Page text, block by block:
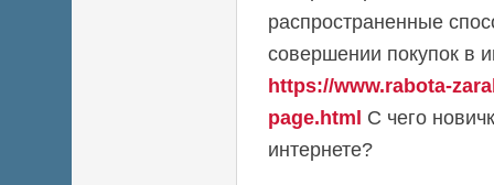
распространенные
совершении покупок в
https://www.rabota-
page.html С чего
интернете?